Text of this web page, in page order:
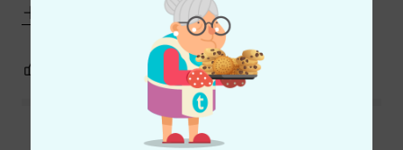
BEWERTUNG MELDEN
Alle Bewertungen lesen